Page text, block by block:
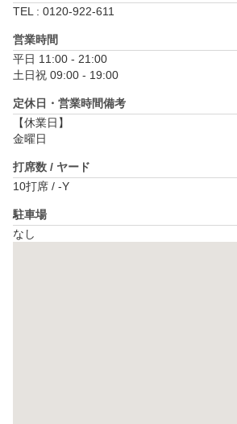
TEL : 0120-922-611
営業時間
平日 11:00 - 21:00
土日祝 09:00 - 19:00
定休日・営業時間備考
【休業日】
金曜日
打席数 / ヤード
10打席 / -Y
駐車場
なし